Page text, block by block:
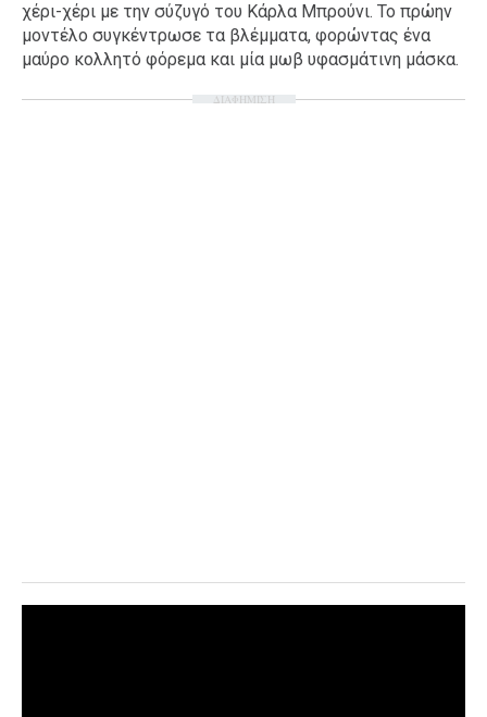
χέρι-χέρι με την σύζυγό του Κάρλα Μπρούνι. Το πρώην
μοντέλο συγκέντρωσε τα βλέμματα, φορώντας ένα
μαύρο κολλητό φόρεμα και μία μωβ υφασμάτινη μάσκα.
ΔΙΑΦΗΜΙΣΗ